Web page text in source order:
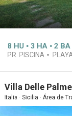
8 HU 3 HA 2 BA
PR. PISCINA
Villa Delle
Italia · Sicilia · Área de